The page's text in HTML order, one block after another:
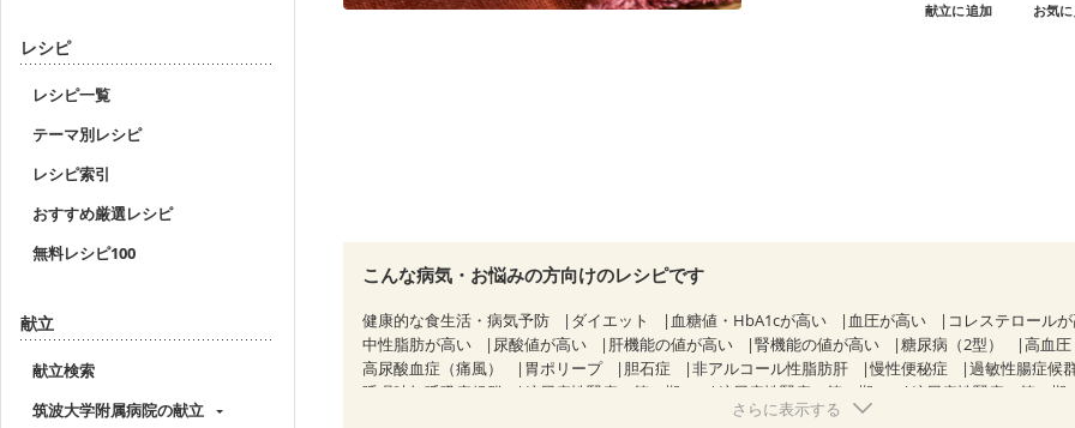
レシピ
レシピ一覧
テーマ別レシピ
レシピ索引
おすすめ厳選レシピ
無料レシピ100
献立
献立検索
筑波大学附属病院の献立
献立に追加 お気
こんな病気・お悩みの方向けのレシピです
健康的な食生活・病気予防 ダイエット 血糖値・HbA1cが高い 血圧が高い
コレステロール
中性脂肪が高い
尿酸値が高い 肝機能の値が高い 腎機能の値が高い 糖尿病（2型） 高血圧
高尿酸血症（痛風）
胃ポリープ 胆石症 非アルコール性脂肪肝 慢性便秘症
過敏性腸症候
睡眠時無呼吸症候群
糖尿病性腎症（第１期） 糖尿病性腎症（第２期）
糖尿病性腎症（第３期）
乳がん（抗がん剤治療中）
さらに表示する